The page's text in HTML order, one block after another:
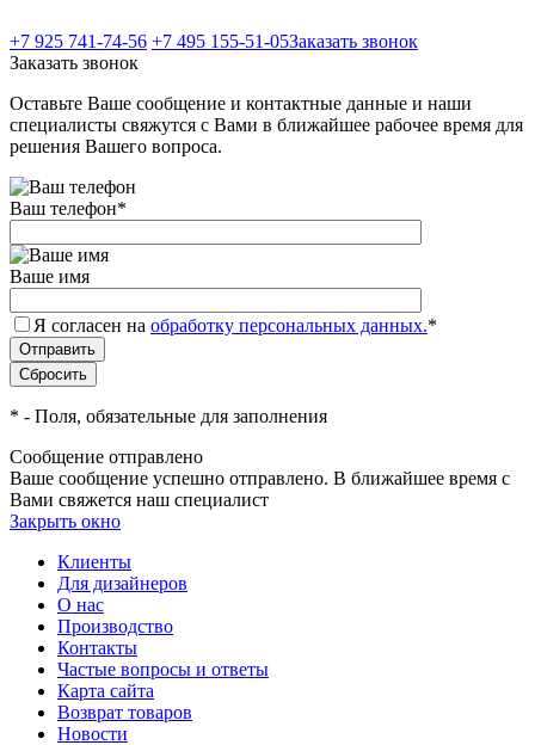
+7 925 741-74-56 +7 495 155-51-05Заказать звонок
Заказать звонок
Оставьте Ваше сообщение и контактные данные и наши
специалисты свяжутся с Вами в ближайшее рабочее время для
решения Вашего вопроса.
Ваш телефон*
Ваше имя
Я согласен на обработку персональных данных.*
* - Поля, обязательные для заполнения
Сообщение отправлено
Ваше сообщение успешно отправлено. В ближайшее время с
Вами свяжется наш специалист
Закрыть окно
Клиенты
Для дизайнеров
О нас
Производство
Контакты
Частые вопросы и ответы
Карта сайта
Возврат товаров
Новости